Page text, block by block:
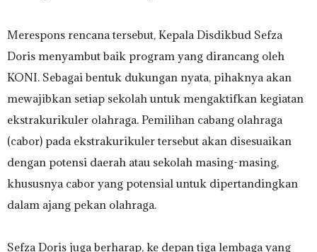
‎Merespons rencana tersebut, Kepala Disdikbud Sefza
Doris menyambut baik program yang dirancang oleh
KONI. Sebagai bentuk dukungan nyata, pihaknya akan
mewajibkan setiap sekolah untuk mengaktifkan kegiatan
ekstrakurikuler olahraga. Pemilihan cabang olahraga
(cabor) pada ekstrakurikuler tersebut akan disesuaikan
dengan potensi daerah atau sekolah masing-masing,
khususnya cabor yang potensial untuk dipertandingkan
dalam ajang pekan olahraga.
‎​Sefza Doris juga berharap, ke depan tiga lembaga yang